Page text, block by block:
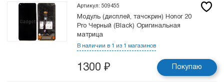
Артикул: 509455
Модуль (дисплей, тачскрин) Honor 20
Pro Черный (Black) Оригинальная
матрица
В наличии в 1 из 1 магазинов
1300 ₽ Покупаю